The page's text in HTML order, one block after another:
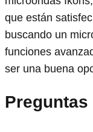
que están
buscando un
funciones
ser una buena